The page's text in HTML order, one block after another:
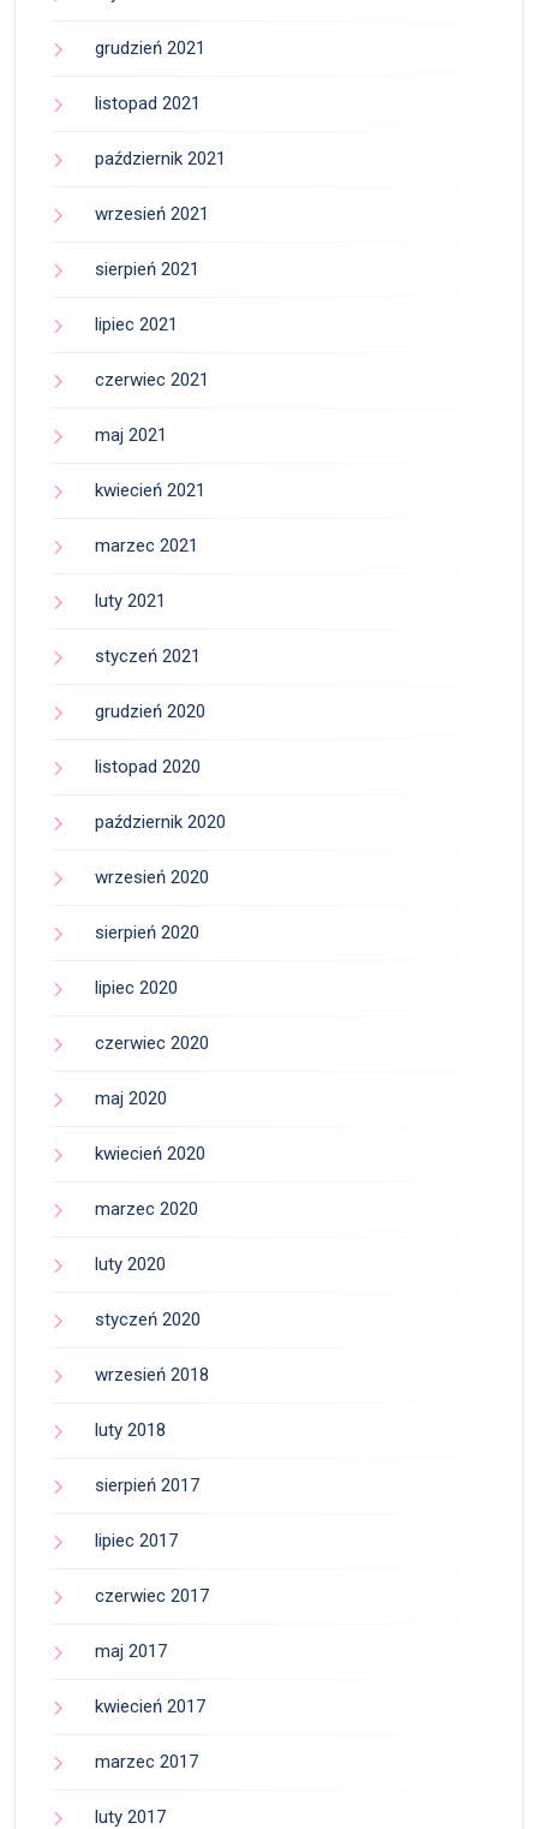
grudzień 2021
listopad 2021
październik 2021
wrzesień 2021
sierpień 2021
lipiec 2021
czerwiec 2021
maj 2021
kwiecień 2021
marzec 2021
luty 2021
styczeń 2021
grudzień 2020
listopad 2020
październik 2020
wrzesień 2020
sierpień 2020
lipiec 2020
czerwiec 2020
maj 2020
kwiecień 2020
marzec 2020
luty 2020
styczeń 2020
wrzesień 2018
luty 2018
sierpień 2017
lipiec 2017
czerwiec 2017
maj 2017
kwiecień 2017
marzec 2017
luty 2017